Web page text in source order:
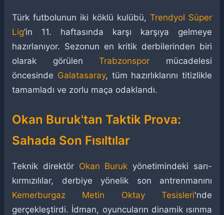
Türk futbolunun iki köklü kulübü, Trendyol Süper
Lig’in 11. haftasında karşı karşıya gelmeye
hazırlanıyor. Sezonun en kritik derbilerinden biri
olarak görülenTrabzonspor mücadelesi
öncesinde Galatasaray, tüm hazırlıklarını titizlikle
tamamladı ve zorlu maça odaklandı.
Okan Buruk'tan Taktik Prova:
Sahada Son Fısıltılar
Teknik direktör Okan Buruk yönetimindeki sarı-
kırmızılılar, derbiye yönelik son antrenmanını
Kemerburgaz Metin Oktay Tesisleri'nde
gerçekleştirdi. İdman, oyuncuların dinamik ısınma